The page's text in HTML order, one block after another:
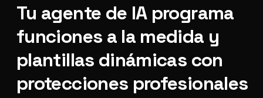
Tu agente de IA programa
funciones a la medida y
plantillas dinámicas con
protecciones profesionales